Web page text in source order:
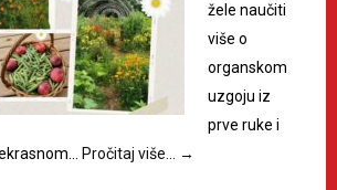
žele naučiti
više o
organskom
uzgoju iz
prve ruke i
Pročitaj više… →